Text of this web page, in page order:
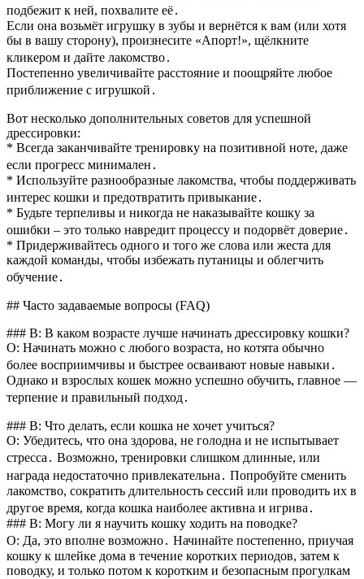
подбежит к ней, похвалите её․
Если она возьмёт игрушку в зубы и вернётся к вам (или хотя
бы в вашу сторону), произнесите «Апорт!», щёлкните
кликером и дайте лакомство․
Постепенно увеличивайте расстояние и поощряйте любое
приближение с игрушкой․
Вот несколько дополнительных советов для успешной
дрессировки:
* Всегда заканчивайте тренировку на позитивной ноте, даже
если прогресс минимален․
* Используйте разнообразные лакомства, чтобы поддерживать
интерес кошки и предотвратить привыкание․
* Будьте терпеливы и никогда не наказывайте кошку за
ошибки – это только навредит процессу и подорвёт доверие․
* Придерживайтесь одного и того же слова или жеста для
каждой команды, чтобы избежать путаницы и облегчить
обучение․
## Часто задаваемые вопросы (FAQ)
### В: В каком возрасте лучше начинать дрессировку кошки?
О: Начинать можно с любого возраста, но котята обычно
более восприимчивы и быстрее осваивают новые навыки․
Однако и взрослых кошек можно успешно обучить, главное —
терпение и правильный подход․
### В: Что делать, если кошка не хочет учиться?
О: Убедитесь, что она здорова, не голодна и не испытывает
стресса․ Возможно, тренировки слишком длинные, или
награда недостаточно привлекательна․ Попробуйте сменить
лакомство, сократить длительность сессий или проводить их в
другое время, когда кошка наиболее активна и игрива․
### В: Могу ли я научить кошку ходить на поводке?
О: Да, это вполне возможно․ Начинайте постепенно, приучая
кошку к шлейке дома в течение коротких периодов, затем к
поводку, и только потом к коротким и безопасным прогулкам